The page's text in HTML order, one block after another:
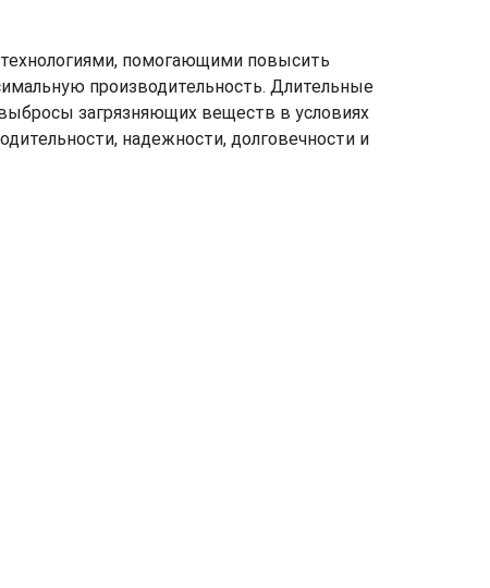
помогающими повысить
производительность. Длительные
загрязняющих веществ в условиях
надежности, долговечности и